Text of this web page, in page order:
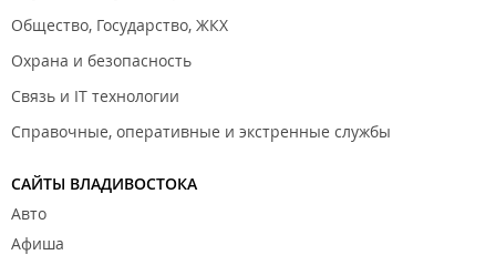
Общество, Государство, ЖКХ
Охрана и безопасность
Связь и IT технологии
Справочные, оперативные и экстренные службы
САЙТЫ ВЛАДИВОСТОКА
Авто
Афиша